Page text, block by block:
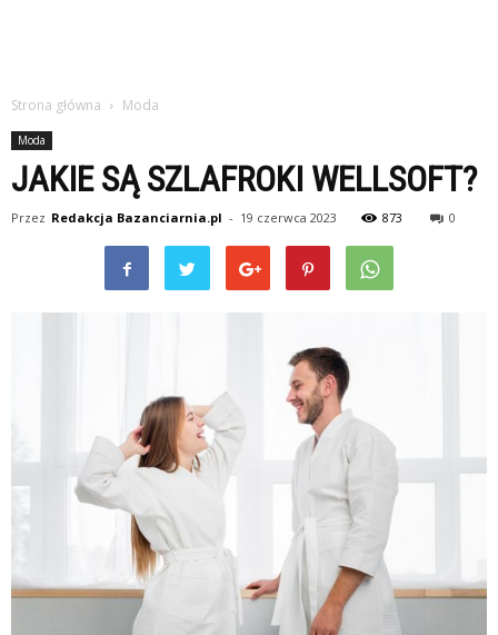
Strona główna Moda
Moda
JAKIE SĄ SZLAFROKI WELLSOFT?
Przez Redakcja Bazanciarnia.pl - 19 czerwca 2023 873 0